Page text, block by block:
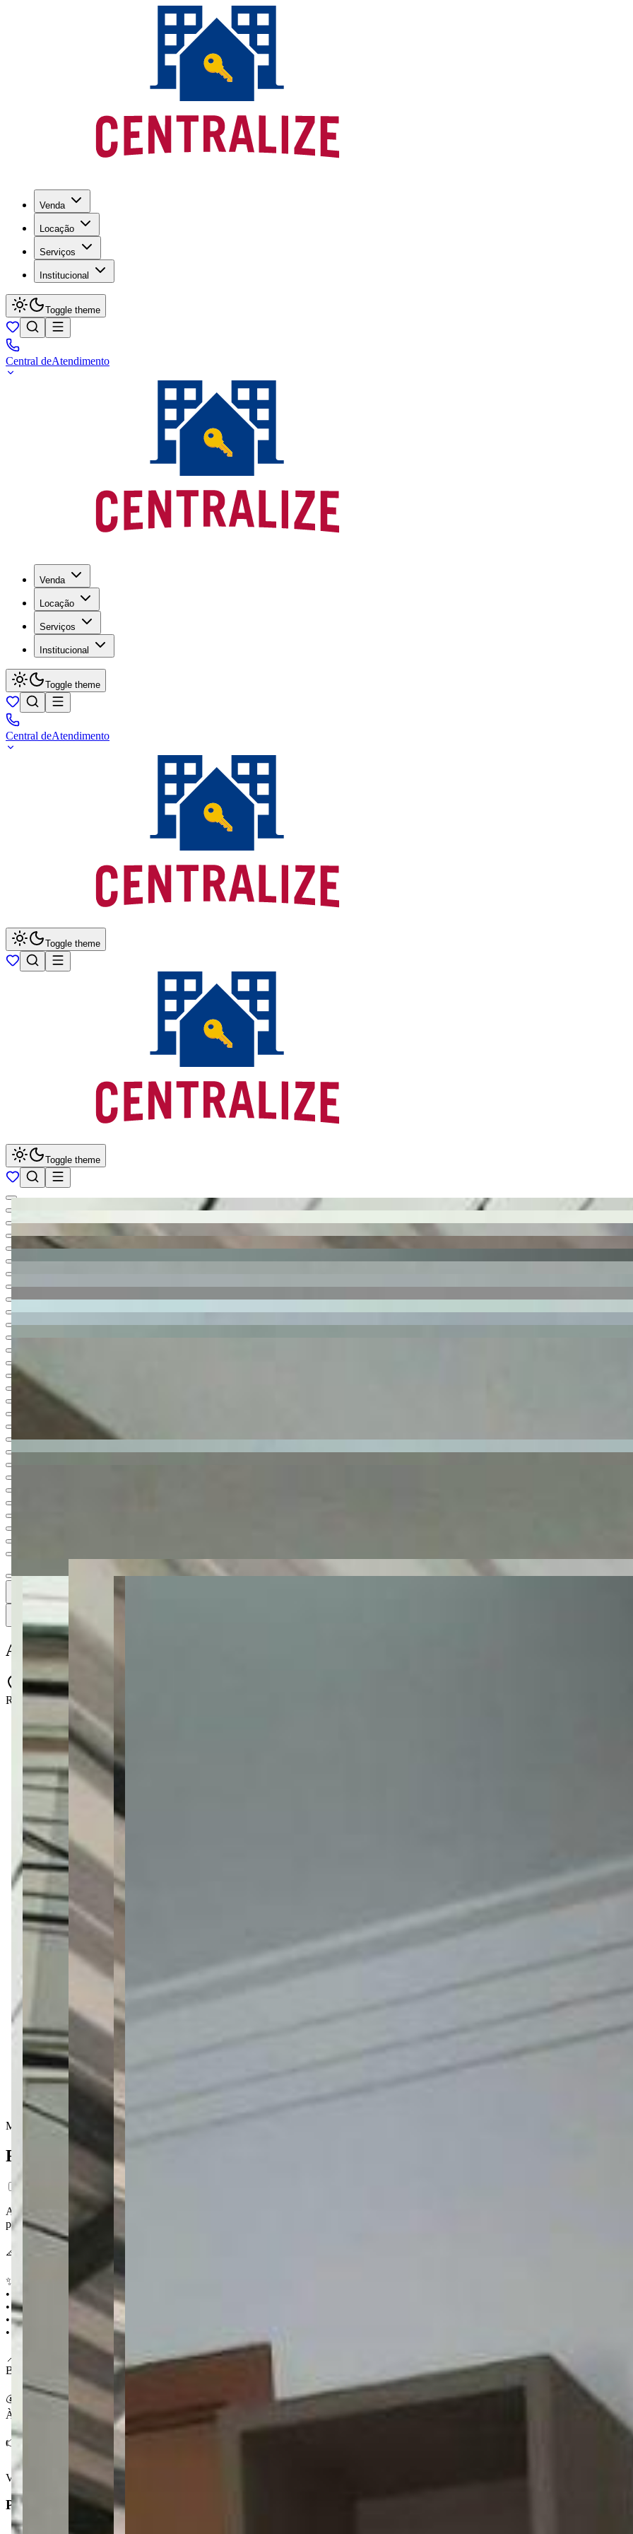
Venda
Locação
Serviços
Institucional
Toggle theme
Central deAtendimento
Venda
Locação
Serviços
Institucional
Toggle theme
Central deAtendimento
Toggle theme
Toggle theme
2929 fotos Mapa
Apartamento à venda com 3 quartos no Edifício La Vivance, Estrela - Ponta Grossa
Rua Nilo Peçanha, 800 - Estrela - Ponta Grossa - PR - 84040-040
3 quartos
3 quartos
Sendo 1 suíte
1 banheiro
1 banheiro
2 vagas
125 m² priv.
125 m² priv.
125 m² total
Mobiliado
Ficha do Imóvel
Apartamento Garden mobiliado no Edifício La Vivance, na Estrela, com 125 m² e uma suíte que se soma aos demais quartos para dar
perfeita para momentos de lazer sem sair de casa.
📐 125 m² 🛏️ 3 quartos (sendo 1 suíte) 🛁 1 🚗 2
✨ Destaques
• Apartamento Garden mobiliado
• Suíte
• Área externa privativa
• Localização com fácil acesso a comércios e vias principais
📍 Na Estrela
Bairro bem localizado de Ponta Grossa, com infraestrutura completa de comércio e serviços ao redor.
💰 Condições
À venda por R$ 730.000,00
👉 Agende uma visita ao La Vivance
Ver mais
Principal